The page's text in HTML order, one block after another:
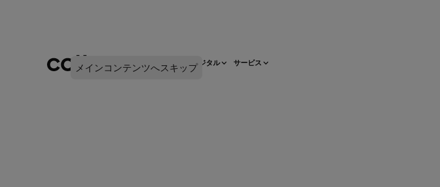
メインコンテンツへスキップ
ネットワークインフラ デジタル サービス